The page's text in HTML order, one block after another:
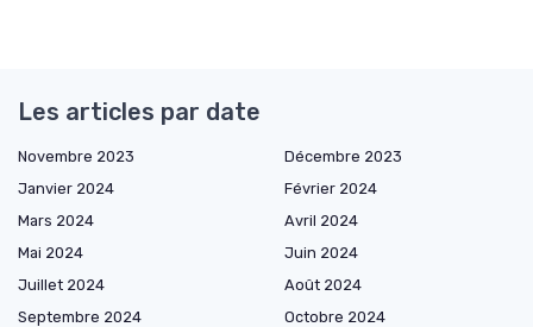
Les articles par date
Novembre 2023
Décembre 2023
Janvier 2024
Février 2024
Mars 2024
Avril 2024
Mai 2024
Juin 2024
Juillet 2024
Août 2024
Septembre 2024
Octobre 2024